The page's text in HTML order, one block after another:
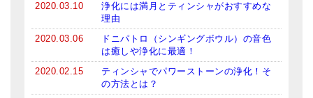
2020.03.10
浄化には満月とティンシャがおすすめな
理由
2020.03.06
ドニパトロ（シンギングボウル）の音色
は癒しや浄化に最適！
2020.02.15
ティンシャでパワーストーンの浄化！そ
の方法とは？